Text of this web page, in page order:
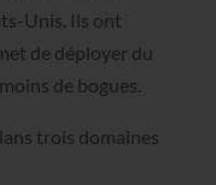
Unis. Ils ont
de déployer du
de bogues.
trois domaines